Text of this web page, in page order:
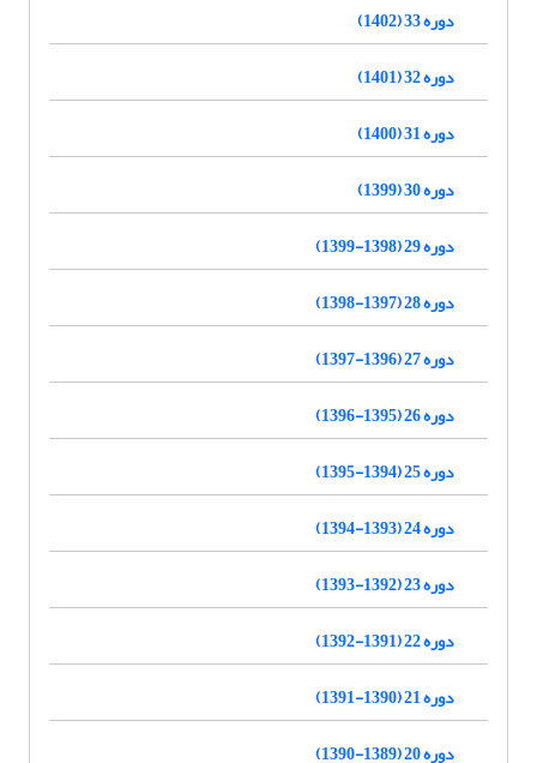
دوره 33 (1402)
دوره 32 (1401)
دوره 31 (1400)
دوره 30 (1399)
دوره 29 (1398-1399)
دوره 28 (1397-1398)
دوره 27 (1396-1397)
دوره 26 (1395-1396)
دوره 25 (1394-1395)
دوره 24 (1393-1394)
دوره 23 (1392-1393)
دوره 22 (1391-1392)
دوره 21 (1390-1391)
دوره 20 (1389-1390)